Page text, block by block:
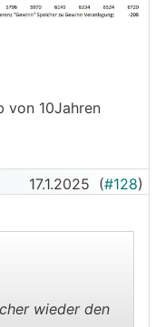
von 10Jahren
17.1.2025 (#128)
wieder den